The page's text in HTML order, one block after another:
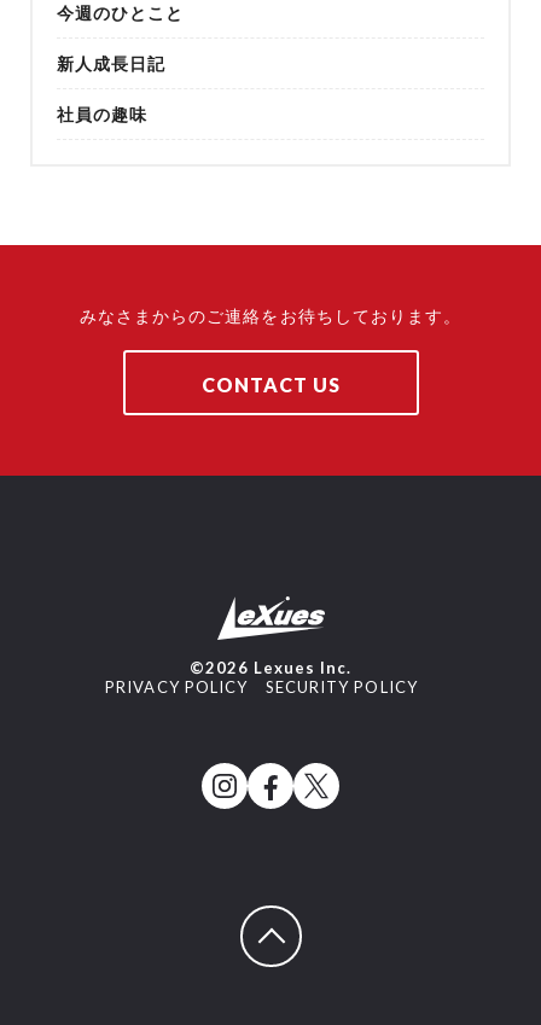
今週のひとこと
新人成長日記
社員の趣味
みなさまからのご連絡をお待ちしております。
CONTACT US
©2026 Lexues Inc.
PRIVACY POLICY
SECURITY POLICY
ページトップへ戻る